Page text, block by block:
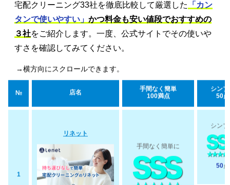
宅配クリーニング33社を徹底比較して厳選した
「カン
タンで使いやすい」 かつ料金も安い値段でおすすめの
３社をご紹介します。一度、公式サイトでその使いや
すさを確認してみてください。
→横方向にスクロールできます。
№ 店名
手間なく簡単
100満点
シン
50点
1
リネット
手間なく簡単に
シン
50点